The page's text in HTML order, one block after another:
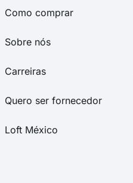
Como comprar
Sobre nós
Carreiras
Quero ser fornecedor
Loft México